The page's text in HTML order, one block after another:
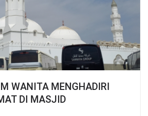
WANITA MENGHADIRI
DI MASJID